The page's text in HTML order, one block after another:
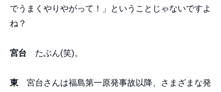
でうまくやりやがって！」ということじゃないですよ
ね？
宮台 たぶん(笑)。
東 宮台さんは福島第一原発事故以降、さまざまな発